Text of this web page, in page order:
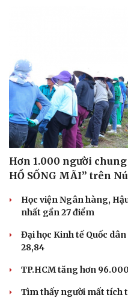
Cải chính
Hơn 1.000 người
HỒ SỐNG MÃI” trên
Học viện Ngân hàng,
nhất gần 27 điểm
Đại học Kinh tế Quốc
28,84
TP.HCM tăng hơn
Tìm thấy người mất tích